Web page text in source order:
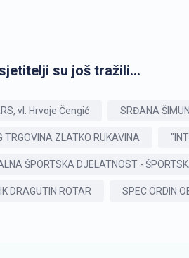
su još tražili...
vl. Hrvoje Čengić SRĐANA
TRGOVINA ZLATKO RUKAVINA
ŠPORTSKA DJELATNOST -
DRAGUTIN ROTAR